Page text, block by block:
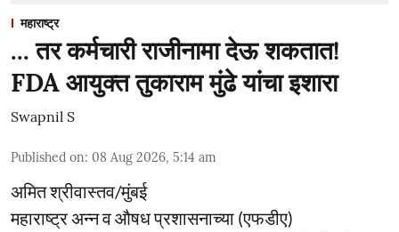
महाराष्ट्र
... तर कर्मचारी राजीनामा देऊ शकतात!
FDA आयुक्त तुकाराम मुंढे यांचा इशारा
Swapnil S
Published on: 08 Aug 2026, 5:14 am
अमित श्रीवास्तव/मुंबई
महाराष्ट्र अन्न व औषध प्रशासनाच्या (एफडीए)